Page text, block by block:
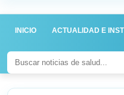
INICIO ACTUALIDAD E